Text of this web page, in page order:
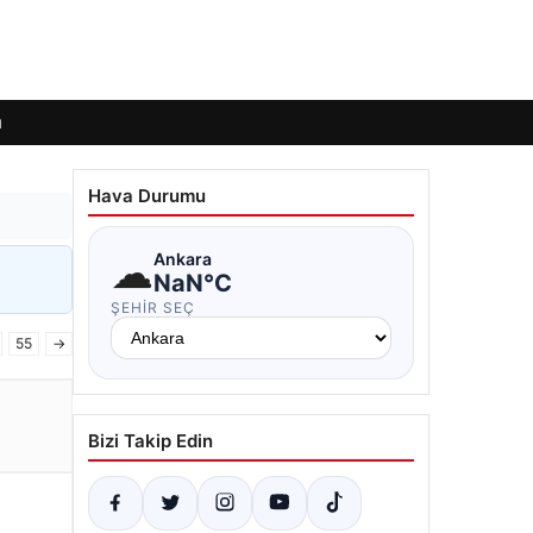
55 →
Hava Durumu
☁Ankara
NaN°C
ŞEHIR SEÇ
Bizi Takip Edin